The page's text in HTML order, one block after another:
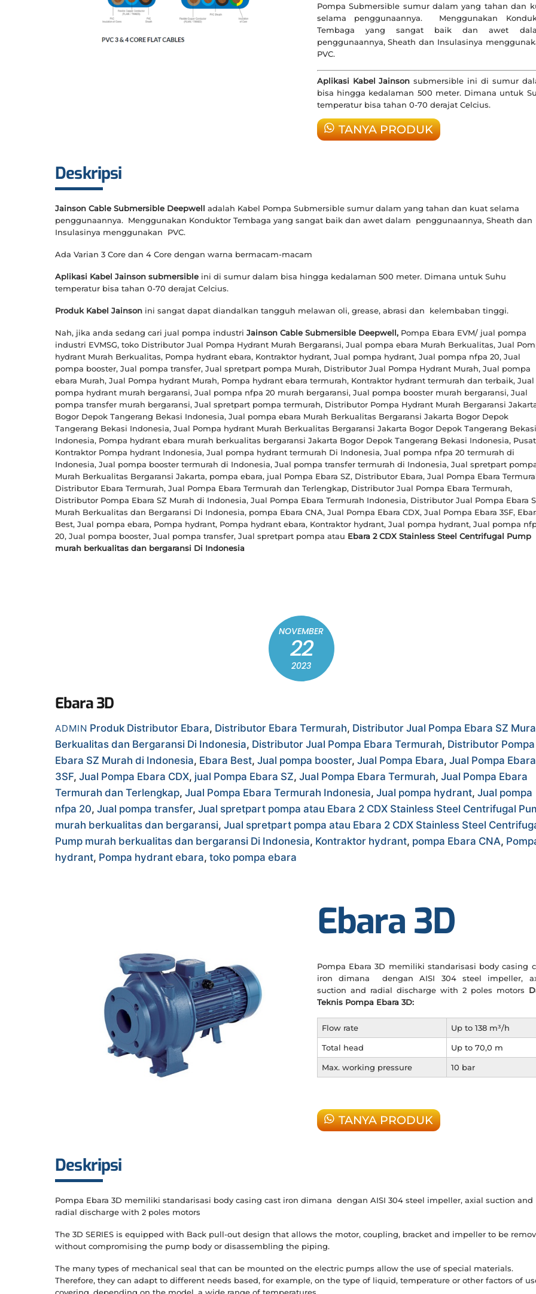
Pompa Submersible sumur dalam yang tahan dan
selama penggunaannya. Menggunakan
Tembaga yang sangat baik dan awet
penggunaannya, Sheath dan Insulasinya
PVC.
Aplikasi Kabel Jainson submersible ini di sumur
bisa hingga kedalaman 500 meter. Dimana untuk
temperatur bisa tahan 0-70 derajat Celcius.
TANYA PRODUK
Deskripsi
Jainson Cable Submersible Deepwell adalah Kabel Pompa Submersible sumur dalam yang tahan dan kuat selama
penggunaannya. Menggunakan Konduktor Tembaga yang sangat baik dan awet dalam penggunaannya, Sheath dan
Insulasinya menggunakan PVC.
Ada Varian 3 Core dan 4 Core dengan warna bermacam-macam
Aplikasi Kabel Jainson submersible ini di sumur dalam bisa hingga kedalaman 500 meter. Dimana untuk Suhu
temperatur bisa tahan 0-70 derajat Celcius.
Produk Kabel Jainson ini sangat dapat diandalkan tangguh melawan oli, grease, abrasi dan kelembaban tinggi.
Nah, jika anda sedang cari jual pompa industri Jainson Cable Submersible Deepwell, Pompa Ebara EVM/ jual pompa
industri EVMSG, toko Distributor Jual Pompa Hydrant Murah Bergaransi, Jual pompa ebara Murah Berkualitas, Jual
hydrant Murah Berkualitas, Pompa hydrant ebara, Kontraktor hydrant, Jual pompa hydrant, Jual pompa nfpa 20, Jual
pompa booster, Jual pompa transfer, Jual spretpart pompa Murah, Distributor Jual Pompa Hydrant Murah, Jual pompa
ebara Murah, Jual Pompa hydrant Murah, Pompa hydrant ebara termurah, Kontraktor hydrant termurah dan terbaik, Jual
pompa hydrant murah bergaransi, Jual pompa nfpa 20 murah bergaransi, Jual pompa booster murah bergaransi, Jual
pompa transfer murah bergaransi, Jual spretpart pompa termurah, Distributor Pompa Hydrant Murah Bergaransi
Bogor Depok Tangerang Bekasi Indonesia, Jual pompa ebara Murah Berkualitas Bergaransi Jakarta Bogor Depok
Tangerang Bekasi Indonesia, Jual Pompa hydrant Murah Berkualitas Bergaransi Jakarta Bogor Depok Tangerang Bekasi
Indonesia, Pompa hydrant ebara murah berkualitas bergaransi Jakarta Bogor Depok Tangerang Bekasi Indonesia, Pusat
Kontraktor Pompa hydrant Indonesia, Jual pompa hydrant termurah Di Indonesia, Jual pompa nfpa 20 termurah di
Indonesia, Jual pompa booster termurah di Indonesia, Jual pompa transfer termurah di Indonesia, Jual spretpart
Murah Berkualitas Bergaransi Jakarta, pompa ebara, jual Pompa Ebara SZ, Distributor Ebara, Jual Pompa Ebara
Distributor Ebara Termurah, Jual Pompa Ebara Termurah dan Terlengkap, Distributor Jual Pompa Ebara Termurah,
Distributor Pompa Ebara SZ Murah di Indonesia, Jual Pompa Ebara Termurah Indonesia, Distributor Jual Pompa Ebara
Murah Berkualitas dan Bergaransi Di Indonesia, pompa Ebara CNA, Jual Pompa Ebara CDX, Jual Pompa Ebara 3SF,
Best, Jual pompa ebara, Pompa hydrant, Pompa hydrant ebara, Kontraktor hydrant, Jual pompa hydrant, Jual pompa
20, Jual pompa booster, Jual pompa transfer, Jual spretpart pompa atau Ebara 2 CDX Stainless Steel Centrifugal Pump
murah berkualitas dan bergaransi Di Indonesia
NOVEMBER
22
2023
Ebara 3D
ADMIN Produk Distributor Ebara, Distributor Ebara Termurah, Distributor Jual Pompa Ebara SZ
Berkualitas dan Bergaransi Di Indonesia, Distributor Jual Pompa Ebara Termurah, Distributor Pompa
Ebara SZ Murah di Indonesia, Ebara Best, Jual pompa booster, Jual Pompa Ebara, Jual Pompa Ebara
3SF, Jual Pompa Ebara CDX, jual Pompa Ebara SZ, Jual Pompa Ebara Termurah, Jual Pompa Ebara
Termurah dan Terlengkap, Jual Pompa Ebara Termurah Indonesia, Jual pompa hydrant, Jual pompa
nfpa 20, Jual pompa transfer, Jual spretpart pompa atau Ebara 2 CDX Stainless Steel Centrifugal
murah berkualitas dan bergaransi, Jual spretpart pompa atau Ebara 2 CDX Stainless Steel
Pump murah berkualitas dan bergaransi Di Indonesia, Kontraktor hydrant, pompa Ebara CNA,
hydrant, Pompa hydrant ebara, toko pompa ebara
Ebara 3D
Pompa Ebara 3D memiliki standarisasi body casing
iron dimana dengan AISI 304 steel impeller,
suction and radial discharge with 2 poles motors
Teknis Pompa Ebara 3D:
Flow rate Up to 138 m³/h
Total head Up to 70,0 m
Max. working pressure 10 bar
TANYA PRODUK
Deskripsi
Pompa Ebara 3D memiliki standarisasi body casing cast iron dimana dengan AISI 304 steel impeller, axial suction and
radial discharge with 2 poles motors
The 3D SERIES is equipped with Back pull-out design that allows the motor, coupling, bracket and impeller to be
without compromising the pump body or disassembling the piping.
The many types of mechanical seal that can be mounted on the electric pumps allow the use of special materials.
Therefore, they can adapt to different needs based, for example, on the type of liquid, temperature or other factors of